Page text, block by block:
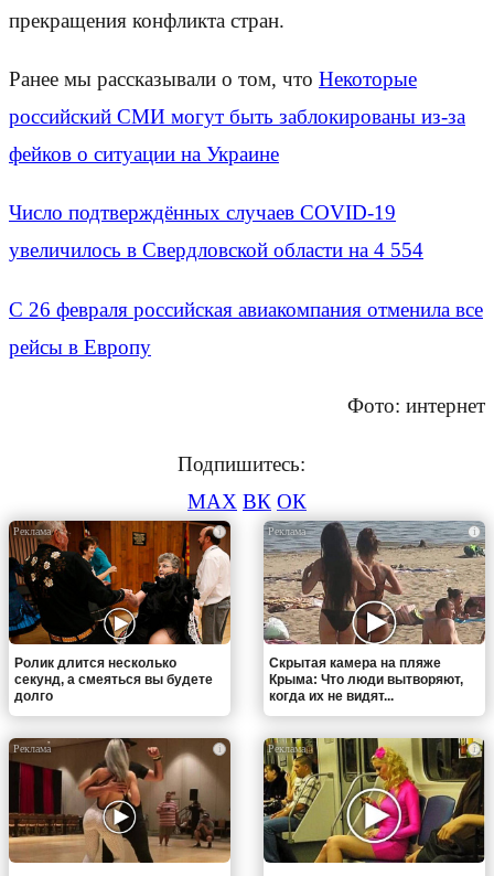
прекращения конфликта стран.
Ранее мы рассказывали о том, что Некоторые
российский СМИ могут быть заблокированы из-за
фейков о ситуации на Украине
Число подтверждённых случаев COVID-19
увеличилось в Свердловской области на 4 554
С 26 февраля российская авиакомпания отменила все
рейсы в Европу
Фото: интернет
Подпишитесь:
MAX ВК ОК
i
Ролик длится несколько
секунд, а смеяться вы будете
долго
i
Скрытая камера на пляже
Крыма: Что люди вытворяют,
когда их не видят...
i i